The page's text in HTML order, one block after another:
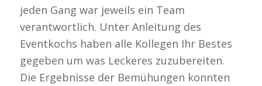
jeden Gang war jeweils ein Team
verantwortlich. Unter Anleitung des
Eventkochs haben alle Kollegen Ihr Bestes
gegeben um was Leckeres zuzubereiten.
Die Ergebnisse der Bemühungen konnten